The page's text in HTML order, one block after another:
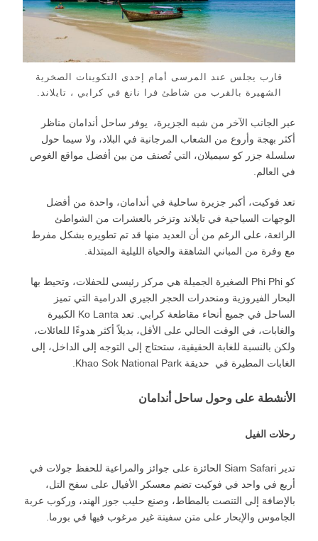
قارب يجلس عند المرسى أمام إحدى التكوينات الصخرية
الشهيرة بالقرب من شاطئ فرا نانغ في كرابي ، تايلاند.
عبر الجانب الآخر من شبه الجزيرة، يوفر ساحل أندامان مناظر
أكثر بهجة وأروع من الشعاب المرجانية في البلاد، ولا سيما حول
سلسلة جزر كو سيميلان، التي تُصنف من بين أفضل مواقع الغوص
في العالم.
تعد فوكيت، أكبر جزيرة ساحلية في أندامان، واحدة من أفضل
الوجهات السياحية في تايلاند وتزخر بالعشرات من الشواطئ
الرائعة، على الرغم من أن العديد منها قد تم تطويره بشكل مفرط
مع وفرة من المباني الشاهقة والحياة الليلية المبتذلة.
كو Phi Phi الصغيرة الجميلة هي مركز رئيسي للحفلات، وتحيط بها
البحار الفيروزية ومنحدرات الحجر الجيري الدرامية التي تميز
الساحل في جميع أنحاء مقاطعة كرابي. تعد Ko Lanta الكبيرة
والغابات، في الوقت الحالي على الأقل، بديلاً أكثر هدوءًا للعائلات،
ولكن بالنسبة للغابة الحقيقية، ستحتاج إلى التوجه إلى الداخل، إلى
الغابات المطيرة في حديقة Khao Sok National Park.
الأنشطة على وحول ساحل أندامان
رحلات الفيل
تدير Siam Safari الحائزة على جوائز والمراعية للحفظ جولات في
أربع في واحد في فوكيت تضم معسكر الأفيال على سفح التل،
بالإضافة إلى التنصت بالمطاط، وصنع حليب جوز الهند، وركوب عربة
الجاموس والإبحار على متن سفينة غير مرغوب فيها في بورما.